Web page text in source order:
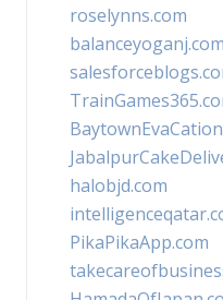
roselynns.com
balanceyoganj.com
halobjd.com
PikaPikaApp.com